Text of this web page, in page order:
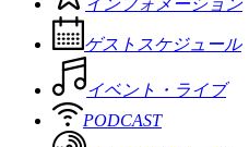
ゲストスケジュール
イベント・ライブ
PODCAST